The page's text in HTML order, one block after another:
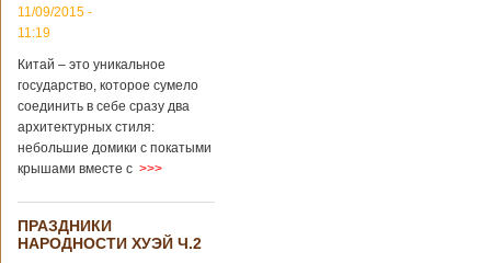
11/09/2015 -
11:19
Китай – это уникальное
государство, которое сумело
соединить в себе сразу два
архитектурных стиля:
небольшие домики с покатыми
крышами вместе с >>>
ПРАЗДНИКИ
НАРОДНОСТИ ХУЭЙ Ч.2